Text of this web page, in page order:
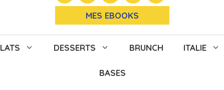
MES EBOOKS
DESSERTS BRUNCH ITALIE
BASES